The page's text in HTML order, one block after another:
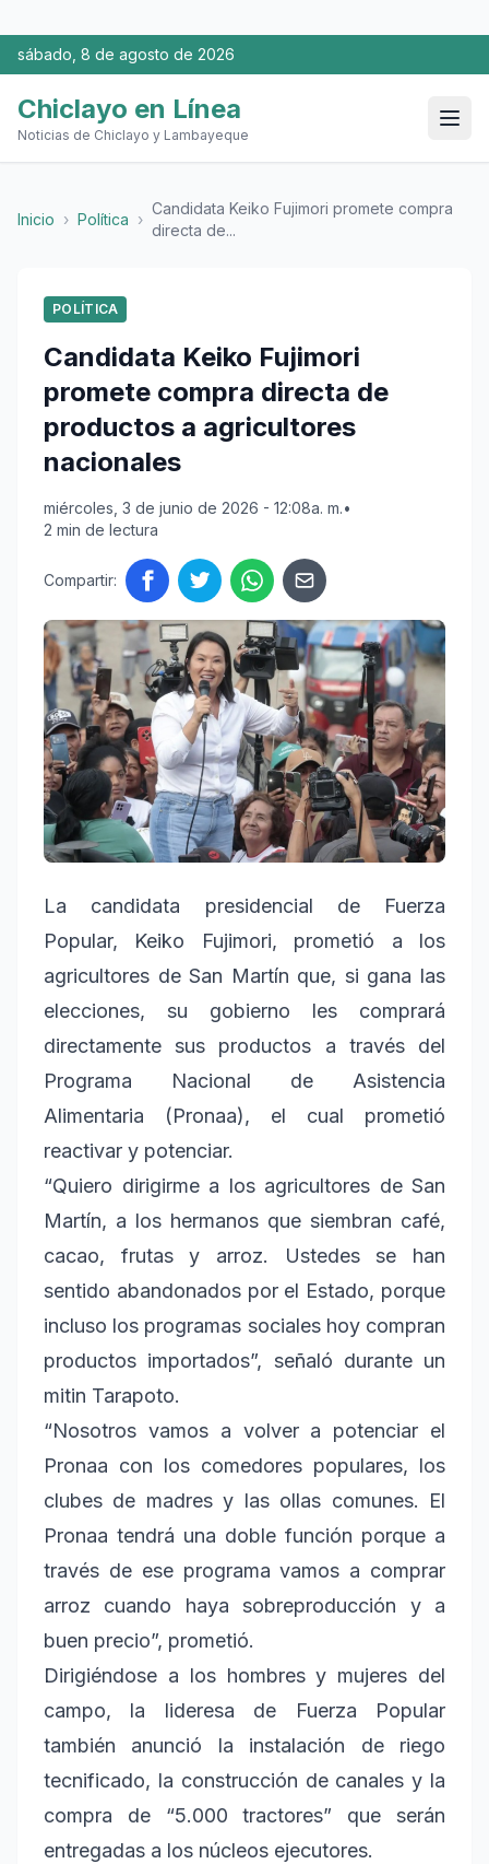
sábado, 8 de agosto de 2026
Chiclayo en Línea
Noticias de Chiclayo y Lambayeque
Inicio › Política ›
Candidata Keiko Fujimori promete compra
directa de...
POLÍTICA
Candidata Keiko Fujimori
promete compra directa de
productos a agricultores
nacionales
miércoles, 3 de junio de 2026 - 12:08a. m.•
2 min de lectura
Compartir:
La candidata presidencial de Fuerza
Popular, Keiko Fujimori, prometió a los
agricultores de San Martín que, si gana las
elecciones, su gobierno les comprará
directamente sus productos a través del
Programa Nacional de Asistencia
Alimentaria (Pronaa), el cual prometió
reactivar y potenciar.
“Quiero dirigirme a los agricultores de San
Martín, a los hermanos que siembran café,
cacao, frutas y arroz. Ustedes se han
sentido abandonados por el Estado, porque
incluso los programas sociales hoy compran
productos importados”, señaló durante un
mitin Tarapoto.
“Nosotros vamos a volver a potenciar el
Pronaa con los comedores populares, los
clubes de madres y las ollas comunes. El
Pronaa tendrá una doble función porque a
través de ese programa vamos a comprar
arroz cuando haya sobreproducción y a
buen precio”, prometió.
Dirigiéndose a los hombres y mujeres del
campo, la lideresa de Fuerza Popular
también anunció la instalación de riego
tecnificado, la construcción de canales y la
compra de “5.000 tractores” que serán
entregadas a los núcleos ejecutores.